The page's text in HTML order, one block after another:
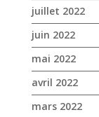
juillet 2022
juin 2022
mai 2022
avril 2022
mars 2022